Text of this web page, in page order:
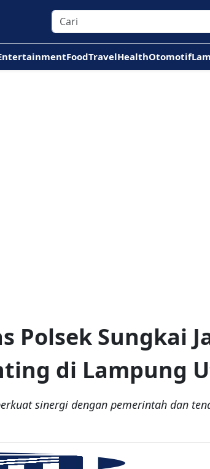
FoodTravelHealthOtomotif
Polsek Sungkai
di Lampung
sinergi dengan pemerintah dan